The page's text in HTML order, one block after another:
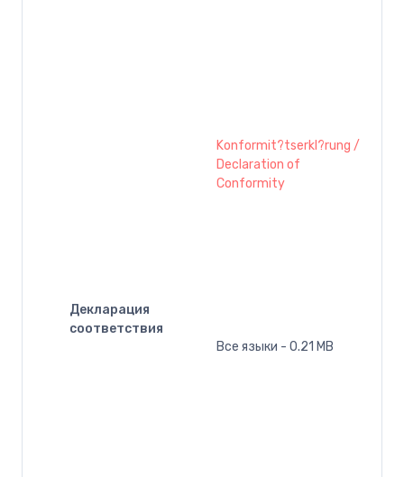
Декларация
соответствия
Konformit?tserkl?rung /
Declaration of
Conformity
Все языки - 0.21 MB